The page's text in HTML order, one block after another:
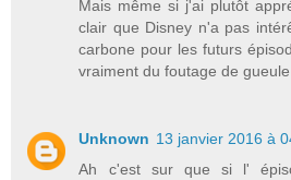
Mais même si j'ai plutôt
clair que Disney n'a pas
carbone pour les futurs
vraiment du foutage de
Unknown 13 janvier 2016 à
Ah c'est sur que si l'